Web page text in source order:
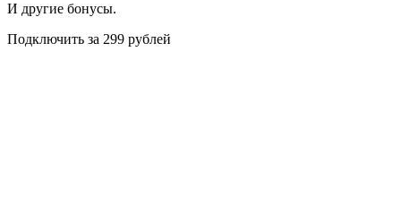
И другие бонусы.
Подключить за 299 рублей